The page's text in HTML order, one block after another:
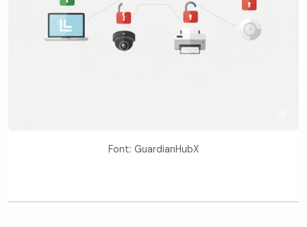
Font: GuardianHubX